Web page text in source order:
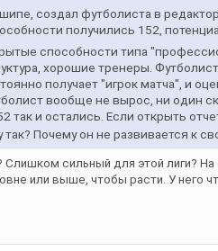
создал футболиста в
получились 152,
способности типа
хорошие тренеры.
получает "игрок матча", и
вообще не вырос, ни один
так и остались. Если открыть
Почему он не развивается к
сильный для этой лиги?
или выше, чтобы расти. У него